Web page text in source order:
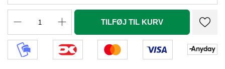
P235GH, EN 10253-2/RK2 TYPE B.
TILFØJ TIL KURV